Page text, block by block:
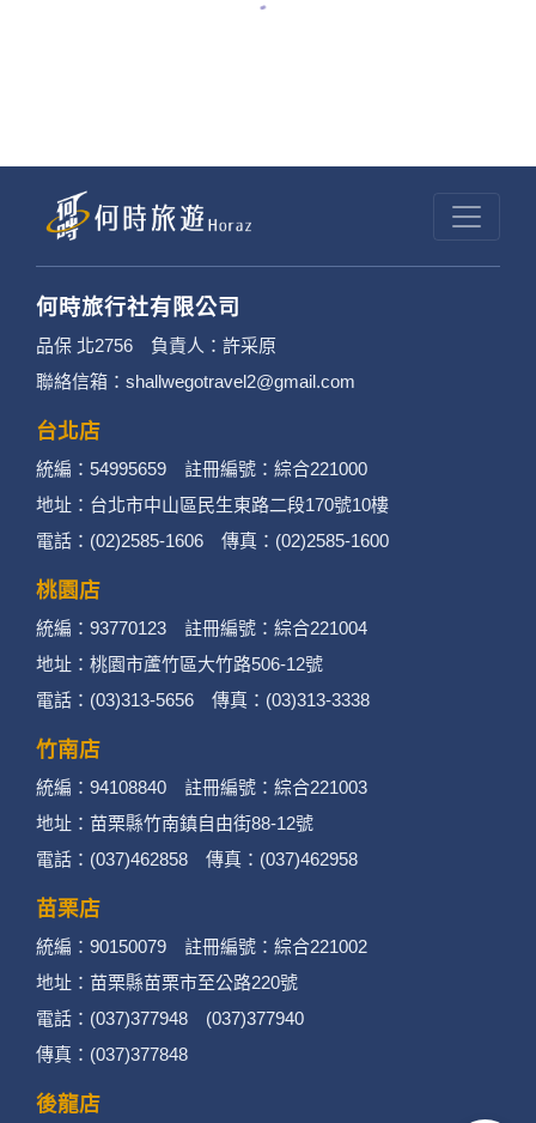
何時旅行社有限公司
品保 北2756 負責人：許采原
聯絡信箱：shallwegotravel2@gmail.com
台北店
統編：54995659 註冊編號：綜合221000
地址：台北市中山區民生東路二段170號10樓
電話：(02)2585-1606 傳真：(02)2585-1600
桃園店
統編：93770123 註冊編號：綜合221004
地址：桃園市蘆竹區大竹路506-12號
電話：(03)313-5656 傳真：(03)313-3338
竹南店
統編：94108840 註冊編號：綜合221003
地址：苗栗縣竹南鎮自由街88-12號
電話：(037)462858 傳真：(037)462958
苗栗店
統編：90150079 註冊編號：綜合221002
地址：苗栗縣苗栗市至公路220號
電話：(037)377948 (037)377940
傳真：(037)377848
後龍店